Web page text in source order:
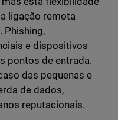
ligação remota
Phishing,
e dispositivos
pontos de entrada.
das pequenas e
de dados,
reputacionais.